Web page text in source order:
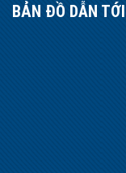
BẢN ĐỒ DẪN